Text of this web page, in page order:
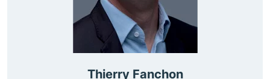
Thierry Fanchon